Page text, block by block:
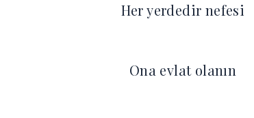
Her yerdedir nefesi
Ona evlat olanın